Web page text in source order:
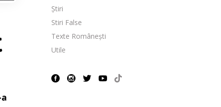
Știri
Stiri False
Texte Românești
Utile